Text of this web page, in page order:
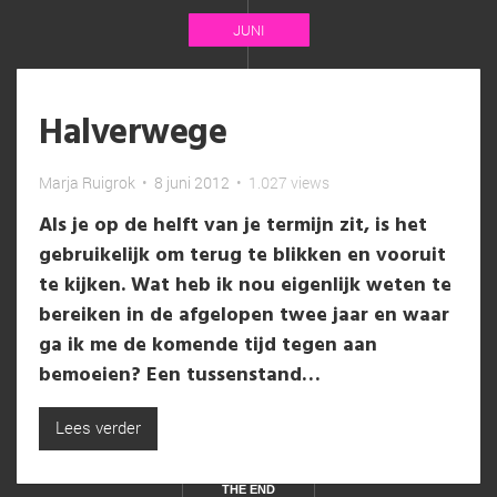
JUNI
Halverwege
Marja Ruigrok • 8 juni 2012 • 1.027 views
Als je op de helft van je termijn zit, is het
gebruikelijk om terug te blikken en vooruit
te kijken. Wat heb ik nou eigenlijk weten te
bereiken in de afgelopen twee jaar en waar
ga ik me de komende tijd tegen aan
bemoeien? Een tussenstand…
Lees verder
THE END